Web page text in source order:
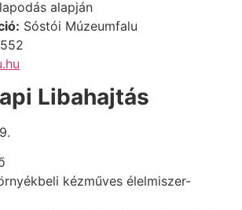
alapján
Sóstói Múzeumfalu
Libahajtás
kézműves élelmiszer-